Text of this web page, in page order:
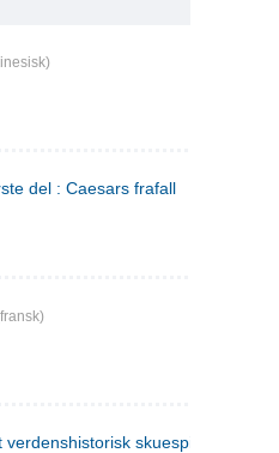
del : Caesars frafall
skuespil